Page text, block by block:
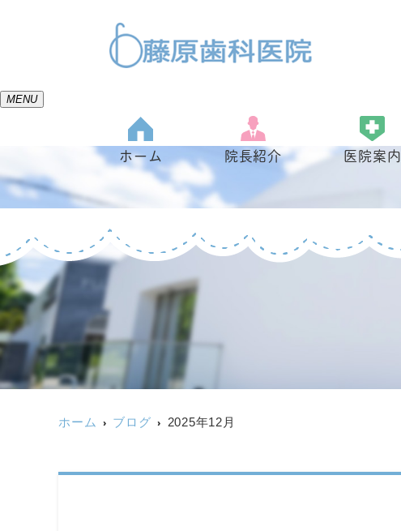
MENU
ホーム 院長紹介 医院案内
ホーム ブログ 2025年12月